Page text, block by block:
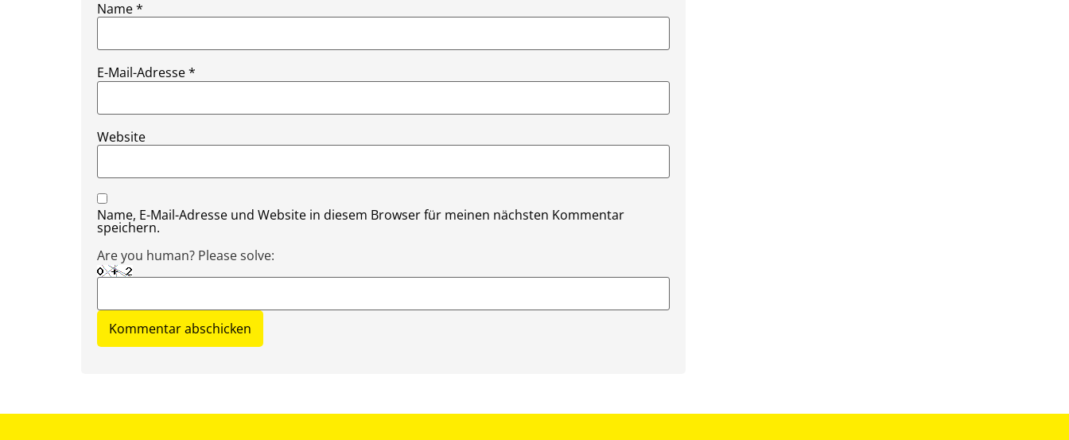
Name*
E-Mail-Adresse*
Website
Name, E-Mail-Adresse und Website in diesem Browser für meinen nächsten Kommentar
speichern.
Are you human? Please solve: